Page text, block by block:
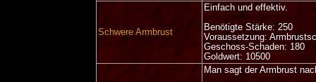
Schwere Armbrust
Einfach und effektiv.
Benötigte Stärke: 250
Voraussetzung:
Geschoss-Schaden: 180
Goldwert: 10500
Man sagt der Armbrust